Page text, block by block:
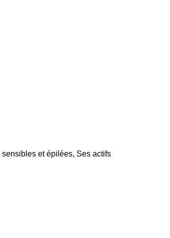
et épilées, Ses actifs